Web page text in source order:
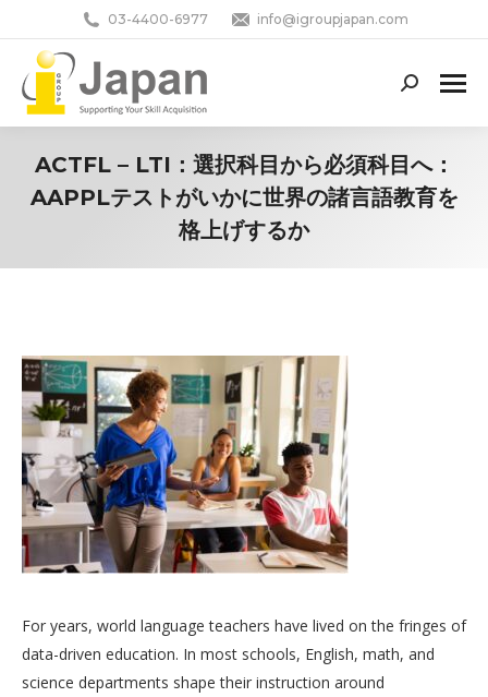
03-4400-6977 info@igroupjapan.com
Search:
ACTFL – LTI：選択科目から必須科目へ：
AAPPLテストがいかに世界の諸言語教育を
格上げするか
For years, world language teachers have lived on the fringes of
data-driven education. In most schools, English, math, and
science departments shape their instruction around